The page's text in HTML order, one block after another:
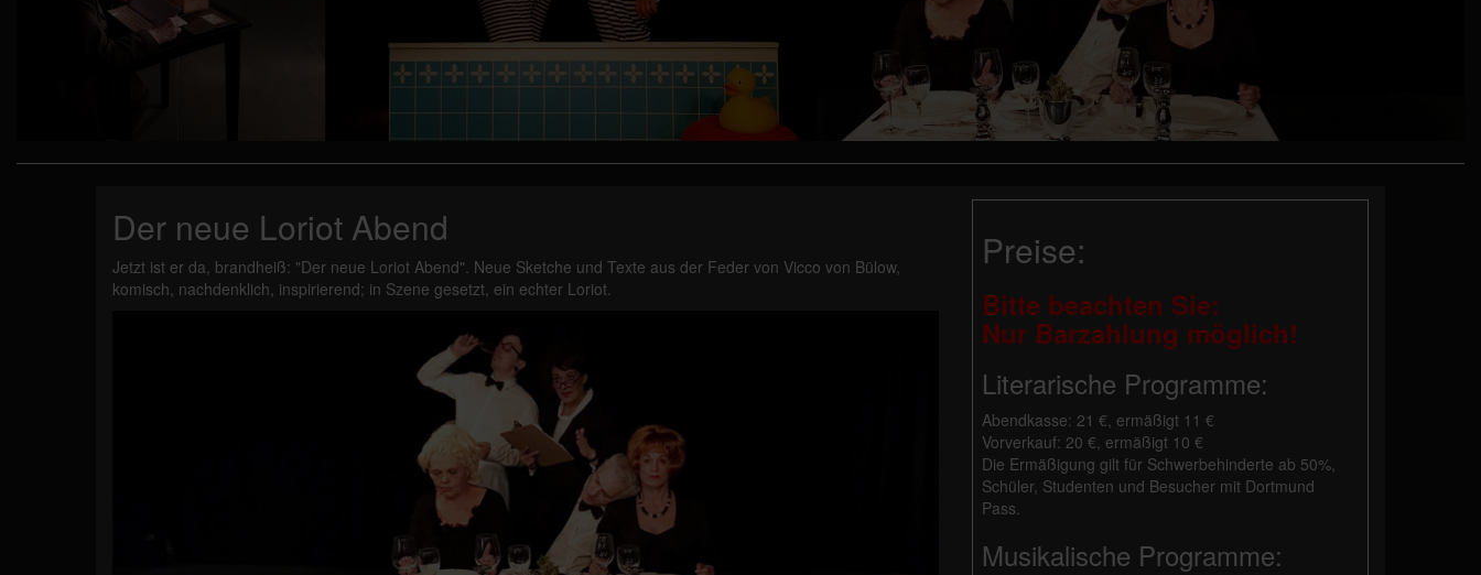
Der neue Loriot Abend
Jetzt ist er da, brandheiß: "Der neue Loriot Abend". Neue Sketche und Texte aus der Feder von Vicco von Bülow,
komisch, nachdenklich, inspirierend; in Szene gesetzt, ein echter Loriot.
Preise:
Bitte beachten Sie:
Nur Barzahlung möglich!
Literarische Programme:
Abendkasse: 21 €, ermäßigt 11 €
Vorverkauf: 20 €, ermäßigt 10 €
Die Ermäßigung gilt für Schwerbehinderte ab 50%,
Schüler, Studenten und Besucher mit Dortmund
Pass.
Musikalische Programme: